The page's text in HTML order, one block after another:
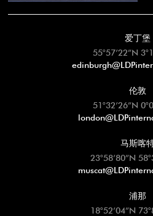
爱丁堡
55°57’22”N
伦敦
51°32’26”N
马斯喀
23°58’80”N
浦那
18°52’04”N